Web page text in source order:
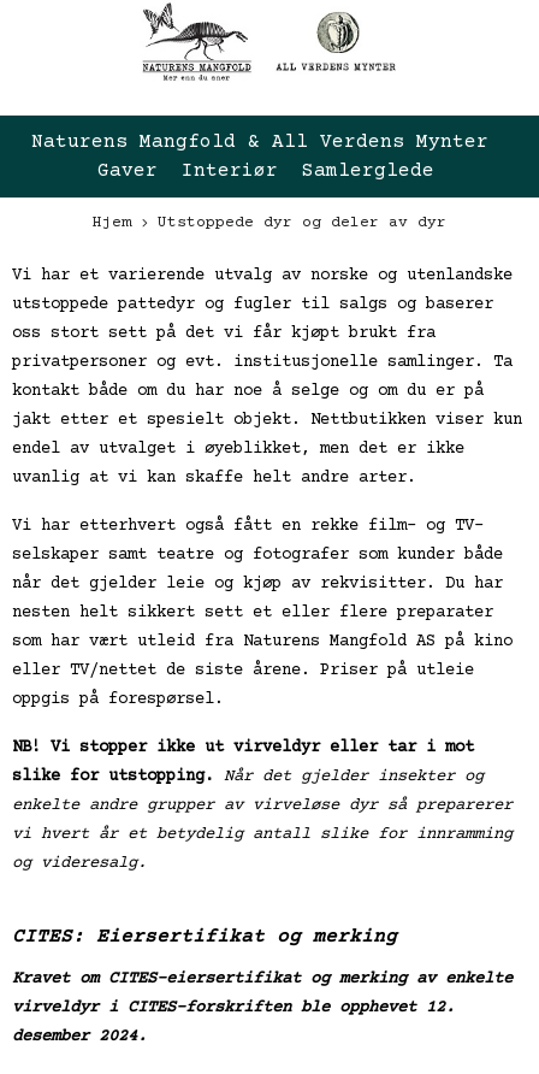
Naturens Mangfold & All Verdens Mynter 
Gaver  Interiør  Samlerglede
Hjem Utstoppede dyr og deler av dyr
Vi har et varierende utvalg av norske og utenlandske
utstoppede pattedyr og fugler til salgs og baserer
oss stort sett på det vi får kjøpt brukt fra
privatpersoner og evt. institusjonelle samlinger. Ta
kontakt både om du har noe å selge og om du er på
jakt etter et spesielt objekt. Nettbutikken viser kun
endel av utvalget i øyeblikket, men det er ikke
uvanlig at vi kan skaffe helt andre arter.
Vi har etterhvert også fått en rekke film- og TV-
selskaper samt teatre og fotografer som kunder både
når det gjelder leie og kjøp av rekvisitter. Du har
nesten helt sikkert sett et eller flere preparater
som har vært utleid fra Naturens Mangfold AS på kino
eller TV/nettet de siste årene. Priser på utleie
oppgis på forespørsel.
NB! Vi stopper ikke ut virveldyr eller tar i mot
slike for utstopping.
Når det gjelder insekter og
enkelte andre grupper av virveløse dyr så preparerer
vi hvert år et betydelig antall slike for innramming
og videresalg.
CITES: Eiersertifikat og merking
Kravet om CITES-eiersertifikat og merking av enkelte
virveldyr i CITES-forskriften ble opphevet 12.
desember 2024.